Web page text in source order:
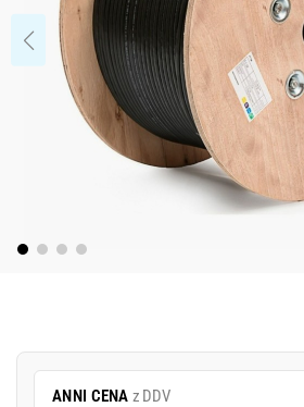
ANNI CENA z DDV